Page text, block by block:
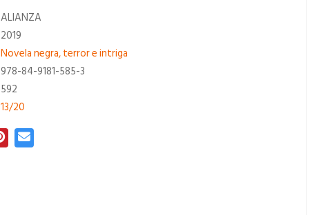
ALIANZA
2019
Novela negra, terror e intriga
978-84-9181-585-3
592
13/20